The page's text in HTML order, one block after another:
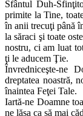
Sfântul Duh-
primite la Tine,
în anii trecuţi până
la săraci şi toate
nostru, ci am luat
ţi le aducem Ţie.
Învredniceşte-ne
dreptatea noastră,
înaintea Feţei Tale.
Iartă-ne Doamne
ne lăsa ca să mai